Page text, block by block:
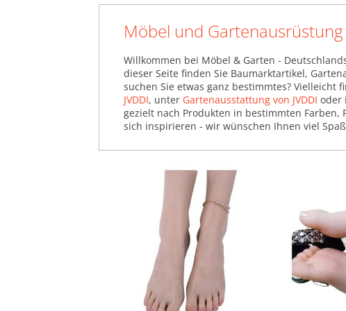
Möbel und Gartenausrüstung
Willkommen bei Möbel & Garten -
dieser Seite finden Sie Baumarktartikel,
suchen Sie etwas ganz bestimmtes?
JVDDI, unter Gartenausstattung von JVDDI oder
gezielt nach Produkten in bestimmten
sich inspirieren - wir wünschen Ihnen viel